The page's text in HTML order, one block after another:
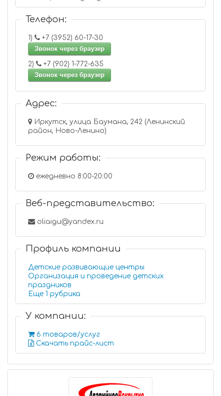
Телефон:
1)
+7 (3952) 60-17-30
Звонок через браузер
2)
+7 (902) 1-772-635
Звонок через браузер
Адрес:
Иркутск, улица Баумана, 242 (Ленинский
район, Ново-Ленино)
Режим работы:
ежедневно 8:00-20:00
Веб-представительство:
oliaigu@yandex.ru
Профиль компании
Детские развивающие центры
Организация и проведение детских
праздников
Еще 1 рубрика
У компании:
6 товаров/услуг
Скачать прайс-лист